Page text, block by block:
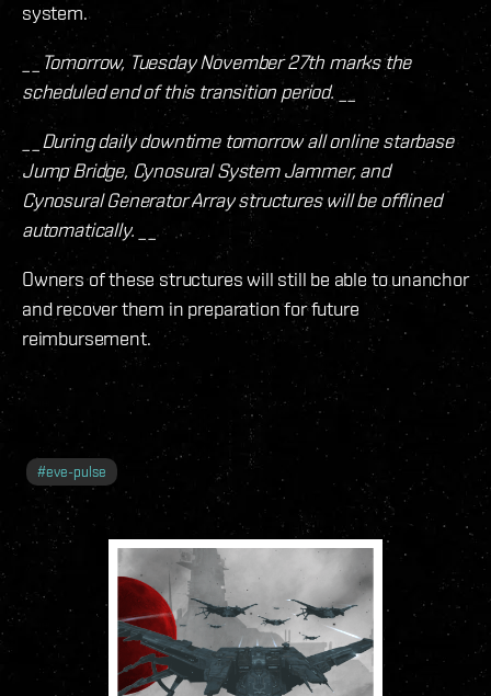
system.
__Tomorrow, Tuesday November 27th marks the
scheduled end of this transition period. __
__During daily downtime tomorrow all online starbase
Jump Bridge, Cynosural System Jammer, and
Cynosural Generator Array structures will be offlined
automatically. __
Owners of these structures will still be able to unanchor
and recover them in preparation for future
reimbursement.
#eve-pulse